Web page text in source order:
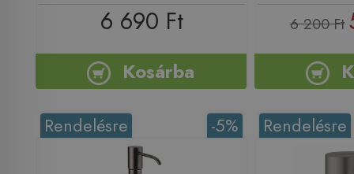
6 690 Ft
Kosárba
6 200 Ft
-5%
Rendelésre Rendelésre